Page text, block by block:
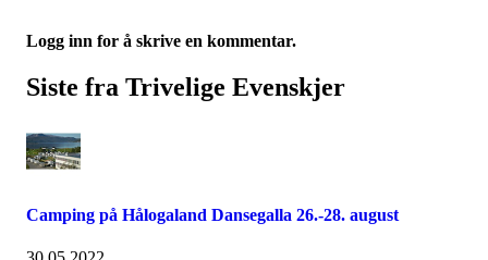
Logg inn for å skrive en kommentar.
Siste fra Trivelige Evenskjer
Camping på Hålogaland Dansegalla 26.-28. august